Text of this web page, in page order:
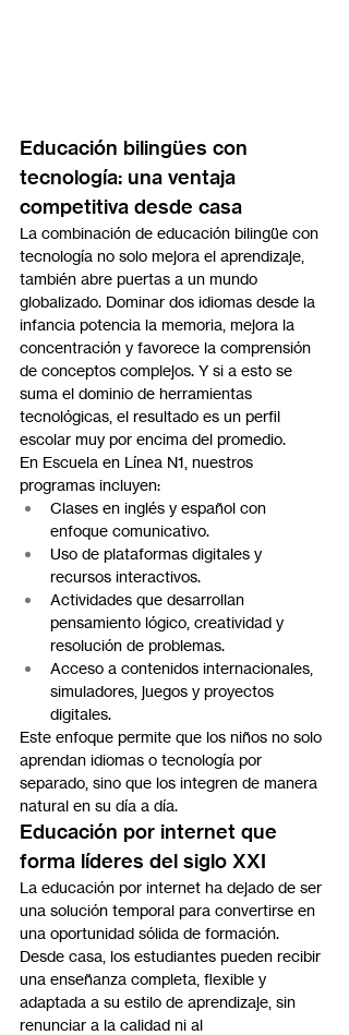
Educación bilingües con
tecnología: una ventaja
competitiva desde casa
La combinación de educación bilingüe con
tecnología no solo mejora el aprendizaje,
también abre puertas a un mundo
globalizado. Dominar dos idiomas desde la
infancia potencia la memoria, mejora la
concentración y favorece la comprensión
de conceptos complejos. Y si a esto se
suma el dominio de herramientas
tecnológicas, el resultado es un perfil
escolar muy por encima del promedio.
En Escuela en Línea N1, nuestros
programas incluyen:
Clases en inglés y español con
enfoque comunicativo.
Uso de plataformas digitales y
recursos interactivos.
Actividades que desarrollan
pensamiento lógico, creatividad y
resolución de problemas.
Acceso a contenidos internacionales,
simuladores, juegos y proyectos
digitales.
Este enfoque permite que los niños no solo
aprendan idiomas o tecnología por
separado, sino que los integren de manera
natural en su día a día.
Educación por internet que
forma líderes del siglo XXI
La educación por internet ha dejado de ser
una solución temporal para convertirse en
una oportunidad sólida de formación.
Desde casa, los estudiantes pueden recibir
una enseñanza completa, flexible y
adaptada a su estilo de aprendizaje, sin
renunciar a la calidad ni al